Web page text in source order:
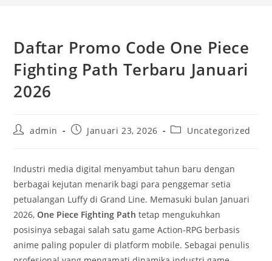
Daftar Promo Code One Piece
Fighting Path Terbaru Januari
2026
Postadmin
PostJanuari 23, 2026
PostUncategorized
Industri media digital menyambut tahun baru dengan
berbagai kejutan menarik bagi para penggemar setia
petualangan Luffy di Grand Line. Memasuki bulan Januari
2026,One Piece Fighting Path tetap mengukuhkan
posisinya sebagai salah satu game Action-RPG berbasis
anime paling populer di platform mobile. Sebagai penulis